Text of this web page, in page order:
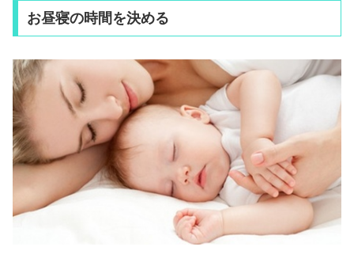
お昼寝の時間を決める